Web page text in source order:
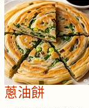
蔥油餅